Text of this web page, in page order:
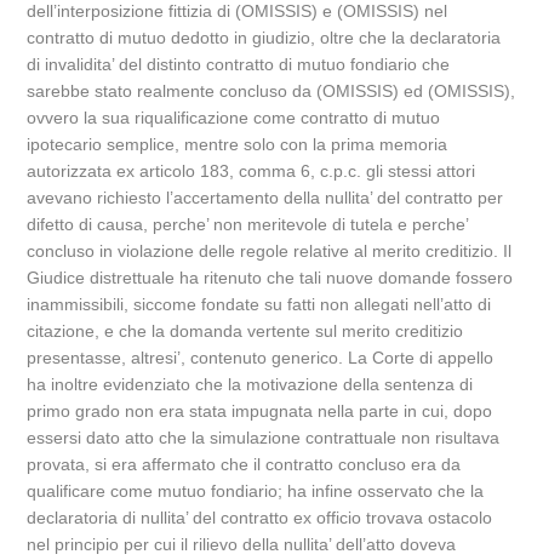
dell’interposizione fittizia di (OMISSIS) e (OMISSIS) nel
contratto di mutuo dedotto in giudizio, oltre che la declaratoria
di invalidita’ del distinto contratto di mutuo fondiario che
sarebbe stato realmente concluso da (OMISSIS) ed (OMISSIS),
ovvero la sua riqualificazione come contratto di mutuo
ipotecario semplice, mentre solo con la prima memoria
autorizzata ex articolo 183, comma 6, c.p.c. gli stessi attori
avevano richiesto l’accertamento della nullita’ del contratto per
difetto di causa, perche’ non meritevole di tutela e perche’
concluso in violazione delle regole relative al merito creditizio. Il
Giudice distrettuale ha ritenuto che tali nuove domande fossero
inammissibili, siccome fondate su fatti non allegati nell’atto di
citazione, e che la domanda vertente sul merito creditizio
presentasse, altresi’, contenuto generico. La Corte di appello
ha inoltre evidenziato che la motivazione della sentenza di
primo grado non era stata impugnata nella parte in cui, dopo
essersi dato atto che la simulazione contrattuale non risultava
provata, si era affermato che il contratto concluso era da
qualificare come mutuo fondiario; ha infine osservato che la
declaratoria di nullita’ del contratto ex officio trovava ostacolo
nel principio per cui il rilievo della nullita’ dell’atto doveva